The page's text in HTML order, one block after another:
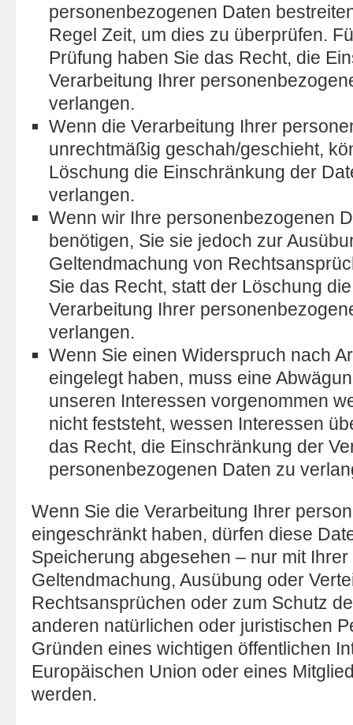
personenbezogenen Daten
Regel Zeit, um dies zu überprüfen.
Prüfung haben Sie das Recht, die
Verarbeitung Ihrer
verlangen.
Wenn die Verarbeitung Ihrer
unrechtmäßig geschah/geschieht,
Löschung die Einschränkung der
verlangen.
Wenn wir Ihre personenbezogenen
benötigen, Sie sie jedoch zur
Geltendmachung von
Sie das Recht, statt der Löschung
Verarbeitung Ihrer
verlangen.
Wenn Sie einen Widerspruch nach
eingelegt haben, muss eine
unseren Interessen vorgenommen
nicht feststeht, wessen Interessen
das Recht, die Einschränkung der
personenbezogenen Daten zu
Wenn Sie die Verarbeitung Ihrer
eingeschränkt haben, dürfen diese
Speicherung abgesehen – nur mit
Geltendmachung, Ausübung oder
Rechtsansprüchen oder zum Schutz
anderen natürlichen oder juristischen
Gründen eines wichtigen öffentlichen
Europäischen Union oder eines
werden.